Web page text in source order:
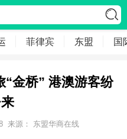
菲律宾 东盟 国
“金桥” 港澳游客纷
来源： 东盟华商在线